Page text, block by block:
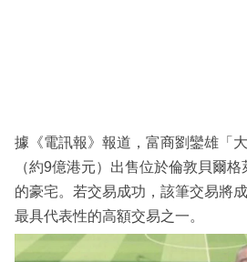
區
據《電訊報》報道，富商劉鑾雄「
（約9億港元）出售位於倫敦貝爾
的豪宅。若交易成功，該筆交易將
最具代表性的高額交易之一。